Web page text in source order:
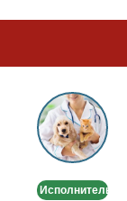
Ветеринарный
врач
-
Выезд
дом
Исполнитель